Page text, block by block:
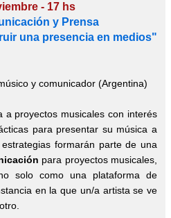
- 17 hs
y Prensa
una presencia en medios"
músico y comunicador (Argentina)
a proyectos musicales con interés
para presentar su música a
formarán parte de una
para proyectos musicales,
solo como una plataforma de
en la que un/a artista se ve